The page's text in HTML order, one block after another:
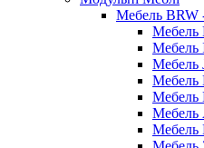
Мебель BRW
Мебель
Мебель
Мебель
Мебель
Мебель
Мебель
Мебель